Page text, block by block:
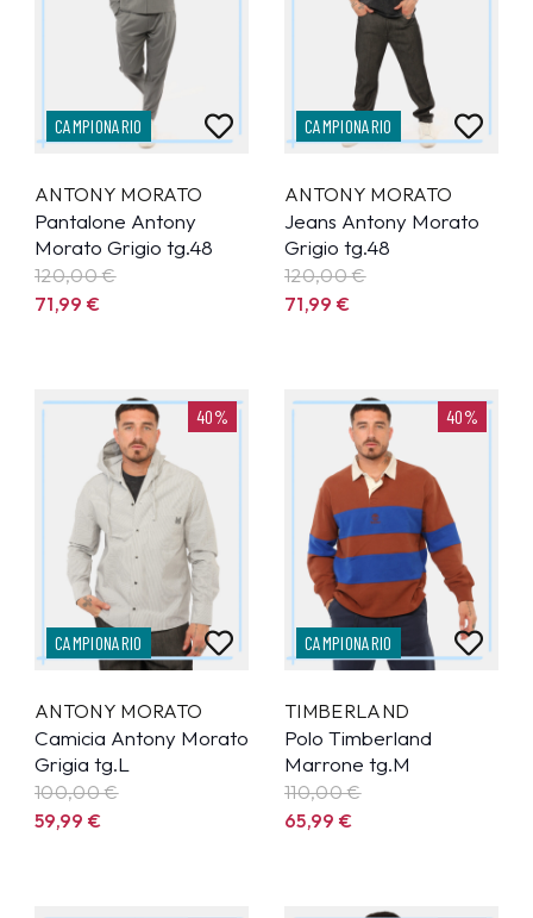
CAMPIONARIO
ANTONY MORATO
Pantalone Antony
Morato Grigio tg.48
120,00 €
71,99€
CAMPIONARIO
ANTONY MORATO
Jeans Antony Morato
Grigio tg.48
120,00 €
71,99€
40%
CAMPIONARIO
ANTONY MORATO
Camicia Antony Morato
Grigia tg.L
100,00 €
59,99€
40%
CAMPIONARIO
TIMBERLAND
Polo Timberland
Marrone tg.M
110,00 €
65,99€